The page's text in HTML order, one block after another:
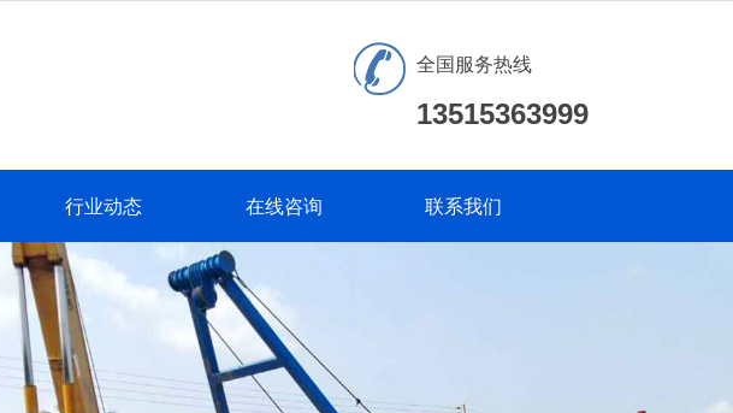
全国服务热线
13515363999
行业动态 在线咨询 联系我们